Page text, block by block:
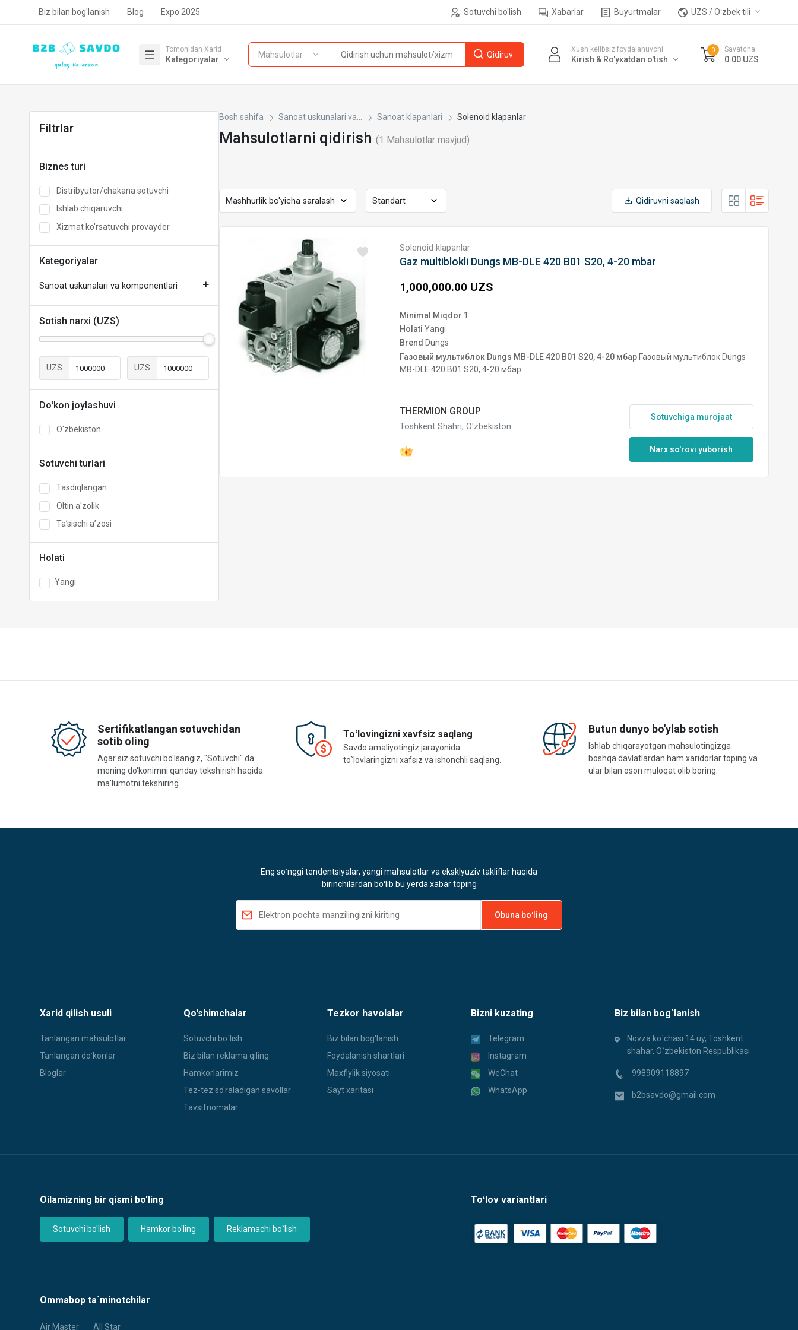
Sotuvchi bo'lish Xabarlar Buyurtmalar UZS / Oʻzbek tili
Biz bilan bog'lanish Blog Expo 2025
Tomonidan Xarid
Kategoriyalar
Xush kelibsiz foydalanuvchi
Kirish & Ro'yxatdan o'tish
0 Savatcha
0.00 UZS
Mahsulotlar
Filtrlar
Biznes turi
Distribyutor/chakana sotuvchi
Ishlab chiqaruvchi
Xizmat ko'rsatuvchi provayder
Kategoriyalar
Sanoat uskunalari va komponentlari
Sotish narxi (UZS)
UZS UZS
Do'kon joylashuvi
O'zbekiston
Sotuvchi turlari
Tasdiqlangan
Oltin a'zolik
Taʼsischi aʼzosi
Holati
Yangi
Bosh sahifa Sanoat uskunalari va... Sanoat klapanlari Solenoid klapanlar
Mahsulotlarni qidirish (1 Mahsulotlar mavjud)
Qidiruvni saqlash
Solenoid klapanlar
Gaz multiblokli Dungs MB-DLE 420 B01 S20, 4-20 mbar
1,000,000.00 UZS
Minimal Miqdor 1
Holati Yangi
Brend Dungs
Газовый мультиблок Dungs MB-DLE 420 B01 S20, 4-20 мбарГазовый мультиблок Dungs
MB-DLE 420 B01 S20, 4-20 мбар
THERMION GROUP
Toshkent Shahri, O'zbekiston
Sotuvchiga murojaat
Narx so'rovi yuborish
Sertifikatlangan sotuvchidan
sotib oling
Agar siz sotuvchi bo'lsangiz, "Sotuvchi" da
mening do'konimni qanday tekshirish haqida
ma'lumotni tekshiring.
Toʻlovingizni xavfsiz saqlang
Savdo amaliyotingiz jarayonida
to`lovlaringizni xafsiz va ishonchli saqlang.
Butun dunyo bo'ylab sotish
Ishlab chiqarayotgan mahsulotingizga
boshqa davlatlardan ham xaridorlar toping va
ular bilan oson muloqat olib boring.
Eng soʻnggi tendentsiyalar, yangi mahsulotlar va eksklyuziv takliflar haqida
birinchilardan boʻlib bu yerda xabar toping
Xarid qilish usuli
Tanlangan mahsulotlar
Tanlangan doʻkonlar
Bloglar
Qo'shimchalar
Sotuvchi bo`lish
Biz bilan reklama qiling
Hamkorlarimiz
Tez-tez so'raladigan savollar
Tavsifnomalar
Tezkor havolalar
Biz bilan bog'lanish
Foydalanish shartlari
Maxfiylik siyosati
Sayt xaritasi
Bizni kuzating
Telegram
Instagram
WeChat
WhatsApp
Biz bilan bog`lanish
Novza ko`chasi 14 uy, Toshkent
shahar, O`zbekiston Respublikasi
998909118897
b2bsavdo@gmail.com
Oilamizning bir qismi bo'ling
Sotuvchi bo'lish Hamkor bo'ling Reklamachi bo`lish
Toʻlov variantlari
Ommabop ta`minotchilar
Air Master All Star